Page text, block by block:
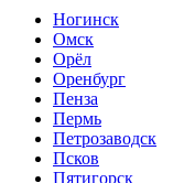
Ногинск
Омск
Орёл
Оренбург
Пенза
Пермь
Петрозаводск
Псков
Пятигорск